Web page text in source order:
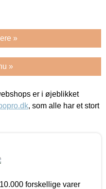
»
»
er i øjeblikket
, som alle har et stort
forskellige varer